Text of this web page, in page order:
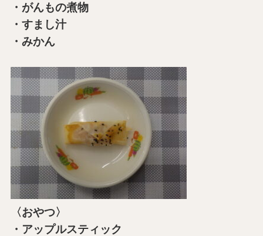
・がんもの煮物
・すまし汁
・みかん
〈おやつ〉
・アップルスティック